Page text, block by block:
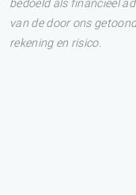
bedoeld als financieel
van de door ons
rekening en risico.